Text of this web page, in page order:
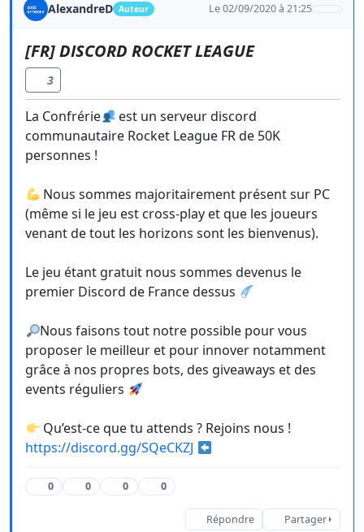
AlexandreD Auteur Le 02/09/2020 à 21:25
[FR] DISCORD ROCKET LEAGUE
3
La Confrérie
est un serveur discord
communautaire Rocket League FR de 50K
personnes !
Nous sommes majoritairement présent sur PC
(même si le jeu est cross-play et que les joueurs
venant de tout les horizons sont les bienvenus).
Le jeu étant gratuit nous sommes devenus le
premier Discord de France dessus
Nous faisons tout notre possible pour vous
proposer le meilleur et pour innover notamment
grâce à nos propres bots, des giveaways et des
events réguliers
Qu’est-ce que tu attends ? Rejoins nous !
https://discord.gg/SQeCKZJ
0 0 0 0
Répondre Partager